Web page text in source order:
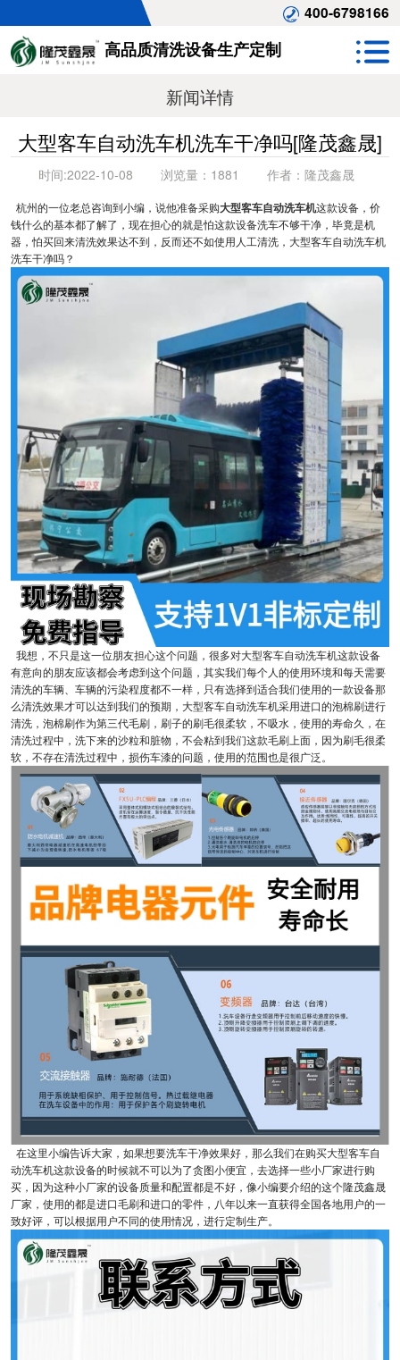
400-6798166
高品质清洗设备生产定制
新闻详情
大型客车自动洗车机洗车干净吗[隆茂鑫晟]
时间:2022-10-08 浏览量： 1881 作者： 隆茂鑫晟
杭州的一位老总咨询到小编，说他准备采购大型客车自动洗车机这款设备，价
钱什么的基本都了解了，现在担心的就是怕这款设备洗车不够干净，毕竟是机
器，怕买回来清洗效果达不到，反而还不如使用人工清洗，大型客车自动洗车机
洗车干净吗？
我想，不只是这一位朋友担心这个问题，很多对大型客车自动洗车机这款设备
有意向的朋友应该都会考虑到这个问题，其实我们每个人的使用环境和每天需要
清洗的车辆、车辆的污染程度都不一样，只有选择到适合我们使用的一款设备那
么清洗效果才可以达到我们的预期，大型客车自动洗车机采用进口的泡棉刷进行
清洗，泡棉刷作为第三代毛刷，刷子的刷毛很柔软，不吸水，使用的寿命久，在
清洗过程中，洗下来的沙粒和脏物，不会粘到我们这款毛刷上面，因为刷毛很柔
软，不存在清洗过程中，损伤车漆的问题，使用的范围也是很广泛。
在这里小编告诉大家，如果想要洗车干净效果好，那么我们在购买大型客车自
动洗车机这款设备的时候就不可以为了贪图小便宜，去选择一些小厂家进行购
买，因为这种小厂家的设备质量和配置都是不好，像小编要介绍的这个隆茂鑫晟
厂家，使用的都是进口毛刷和进口的零件，八年以来一直获得全国各地用户的一
致好评，可以根据用户不同的使用情况，进行定制生产。